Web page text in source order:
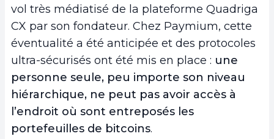
vol très médiatisé de la plateforme Quadriga
CX par son fondateur. Chez Paymium, cette
éventualité a été anticipée et des protocoles
ultra-sécurisés ont été mis en place : une
personne seule, peu importe son niveau
hiérarchique, ne peut pas avoir accès à
l’endroit où sont entreposés les
portefeuilles de bitcoins.